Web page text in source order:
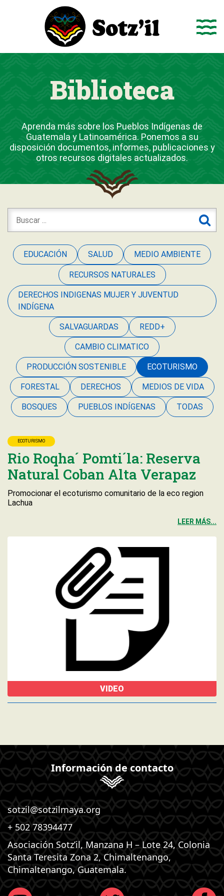
Biblioteca
Aprenda más sobre los Pueblos Indígenas de
Guatemala y Latinoamérica. Ponemos a su
disposición documentos, informes, publicaciones y
otros recursos digitales actualizados.
EDUCACIÓN SALUD MEDIO AMBIENTE
RECURSOS NATURALES
DERECHOS INDIGENAS MUJER Y JUVENTUD
INDÍGENA
SALVAGUARDAS REDD+
CAMBIO CLIMATICO
PRODUCCIÓN SOSTENIBLE ECOTURISMO
FORESTAL DERECHOS MEDIOS DE VIDA
BOSQUES PUEBLOS INDÍGENAS TODAS
ECOTURISMO
Rio Roqha´ Pomti´la: Reserva
Natural Coban Alta Verapaz
Promocionar el ecoturismo comunitario de la eco region
Lachua
LEER MÁS...
VIDEO
Información de contacto
sotzil@sotzilmaya.org
+ 502 78394477
Asociación Sotz’il, Manzana H – Lote 24, Colonia
Santa Teresita Zona 2, Chimaltenango,
Chimaltenango, Guatemala.